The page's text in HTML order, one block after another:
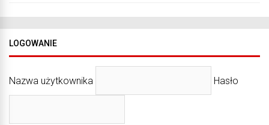
LOGOWANIE
Nazwa użytkownika Hasło